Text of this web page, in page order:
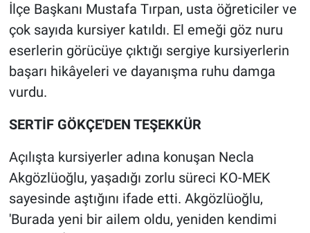
İlçe Başkanı Mustafa Tırpan, usta öğreticiler ve
çok sayıda kursiyer katıldı. El emeği göz nuru
eserlerin görücüye çıktığı sergiye kursiyerlerin
başarı hikâyeleri ve dayanışma ruhu damga
vurdu.
SERTİF GÖKÇE'DEN TEŞEKKÜR
Açılışta kursiyerler adına konuşan Necla
Akgözlüoğlu, yaşadığı zorlu süreci KO-MEK
sayesinde aştığını ifade etti. Akgözlüoğlu,
'Burada yeni bir ailem oldu, yeniden kendimi